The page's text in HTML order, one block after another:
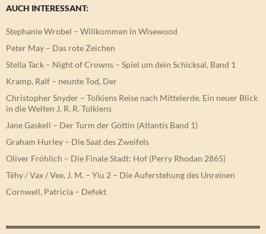
AUCH INTERESSANT:
Stephanie Wrobel – Willkommen in Wisewood
Peter May – Das rote Zeichen
Stella Tack – Night of Crowns – Spiel um dein Schicksal, Band 1
Kramp, Ralf – neunte Tod, Der
Christopher Snyder – Tolkiens Reise nach Mittelerde. Ein neuer Blick
in die Welten J. R. R. Tolkiens
Jane Gaskell – Der Turm der Göttin (Atlantis Band 1)
Graham Hurley – Die Saat des Zweifels
Oliver Fröhlich – Die Finale Stadt: Hof (Perry Rhodan 2865)
Téhy / Vax / Vee, J. M. – Yiu 2 – Die Auferstehung des Unreinen
Cornwell, Patricia – Defekt